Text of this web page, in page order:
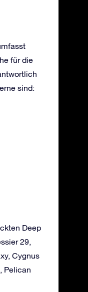
für die
sind:
Deep
29,
Cygnus
Pelican